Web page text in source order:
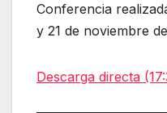
Conferencia
y 21 de noviembre
Descarga directa